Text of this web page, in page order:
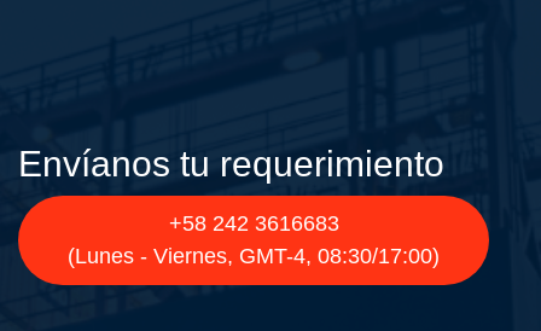
Envíanos tu requerimiento
+58 242 3616683
(Lunes - Viernes, GMT-4, 08:30/17:00)